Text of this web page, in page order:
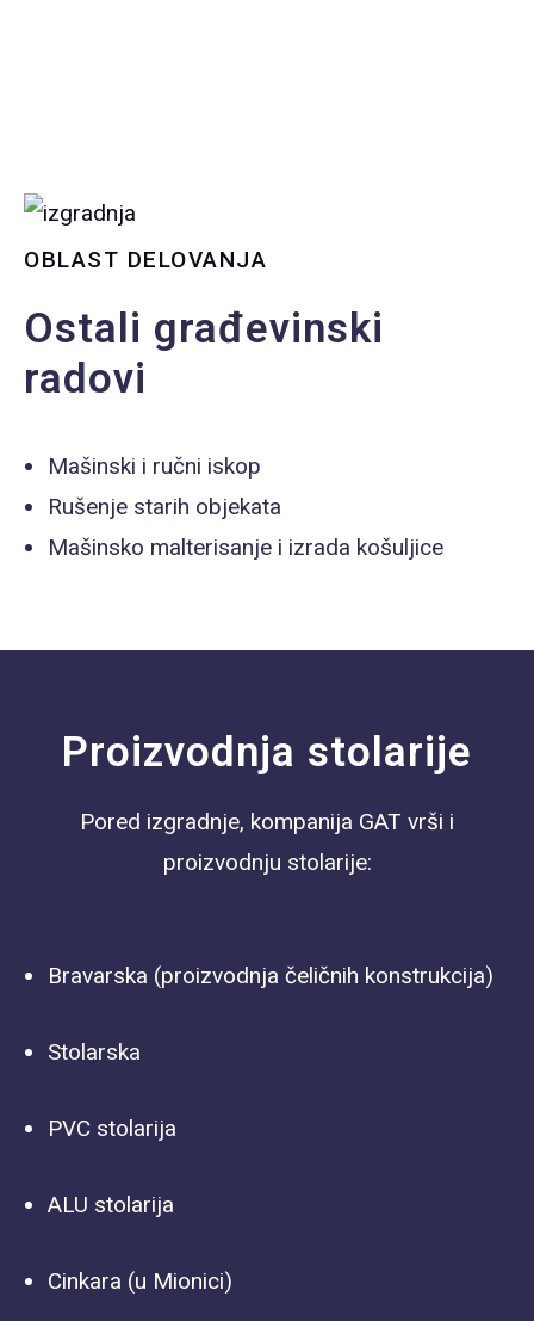
OBLAST DELOVANJA
Ostali građevinski
radovi
Mašinski i ručni iskop
Rušenje starih objekata
Mašinsko malterisanje i izrada košuljice
Proizvodnja stolarije
Pored izgradnje, kompanija GAT vrši i
proizvodnju stolarije:
Bravarska (proizvodnja čeličnih konstrukcija)
Stolarska
PVC stolarija
ALU stolarija
Cinkara (u Mionici)